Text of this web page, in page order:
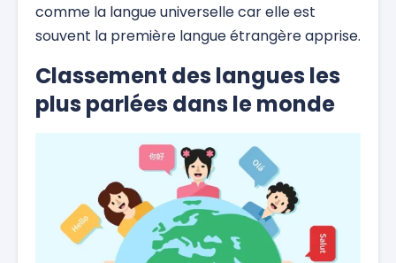
comme la langue universelle car elle est
souvent la première langue étrangère apprise.
Classement des langues les
plus parlées dans le monde